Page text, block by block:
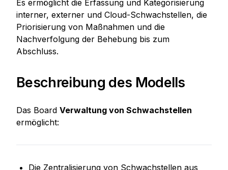
Es ermöglicht die Erfassung und Kategorisierung
interner, externer und Cloud-Schwachstellen, die
Priorisierung von Maßnahmen und die
Nachverfolgung der Behebung bis zum
Abschluss.
Beschreibung des Modells
Das Board Verwaltung von Schwachstellen
ermöglicht:
Die Zentralisierung von Schwachstellen aus